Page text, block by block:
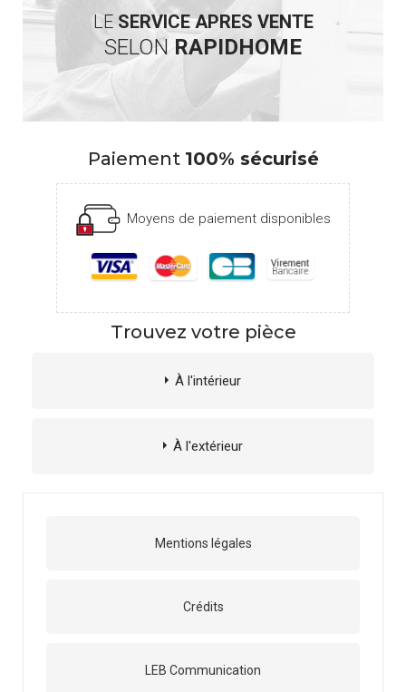
LE SERVICE APRES VENTE
SELON RAPIDHOME
Paiement 100% sécurisé
Moyens de paiement disponibles
Trouvez votre pièce
À l'intérieur
À l'extérieur
Mentions légales
Crédits
LEB Communication